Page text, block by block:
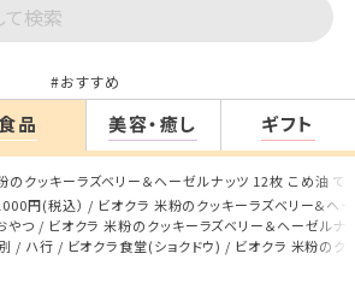
おすすめ
品 美容・癒し ギフト
のクッキーラズベリー＆ヘーゼルナッツ 12枚 こめ油 て
円(税込）
ビオクラ 米粉のクッキーラズベリー＆ヘ
やつ
ビオクラ 米粉のクッキーラズベリー＆ヘーゼル
ハ行 ビオクラ食堂(ショクドウ) ビオクラ 米粉のク